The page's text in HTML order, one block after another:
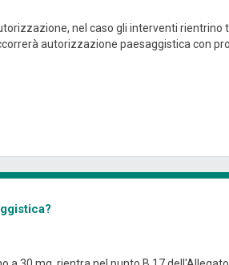
nel caso gli interventi rientrino
autorizzazione paesaggistica con